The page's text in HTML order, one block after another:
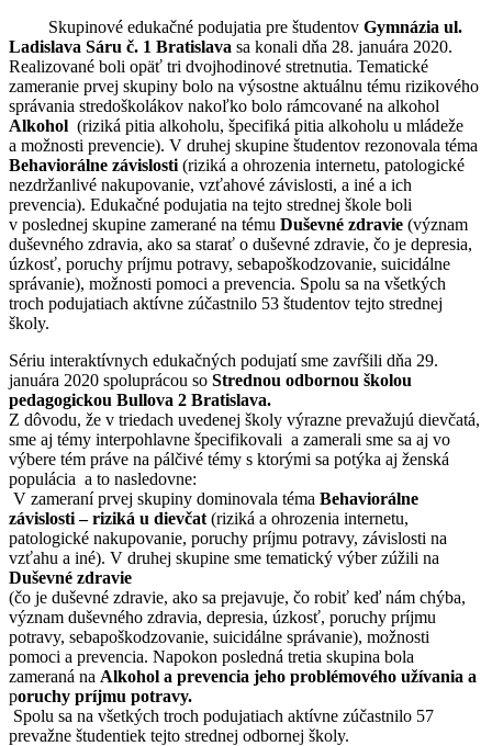
Skupinové edukačné podujatia pre študentov Gymnázia ul.
Ladislava Sáru č. 1 Bratislava sa konali dňa 28. januára 2020.
Realizované boli opäť tri dvojhodinové stretnutia. Tematické
zameranie prvej skupiny bolo na výsostne aktuálnu tému rizikového
správania stredoškolákov nakoľko bolo rámcované na alkohol
Alkohol (riziká pitia alkoholu, špecifiká pitia alkoholu u mládeže
a možnosti prevencie). V druhej skupine študentov rezonovala téma
Behaviorálne závislosti (riziká a ohrozenia internetu, patologické
nezdržanlivé nakupovanie, vzťahové závislosti, a iné a ich
prevencia). Edukačné podujatia na tejto strednej škole boli
v poslednej skupine zamerané na tému Duševné zdravie (význam
duševného zdravia, ako sa starať o duševné zdravie, čo je depresia,
úzkosť, poruchy príjmu potravy, sebapoškodzovanie, suicidálne
správanie), možnosti pomoci a prevencia. Spolu sa na všetkých
troch podujatiach aktívne zúčastnilo 53 študentov tejto strednej
školy.
Sériu interaktívnych edukačných podujatí sme zavŕšili dňa 29.
januára 2020 spoluprácou so Strednou odbornou školou
pedagogickou Bullova 2 Bratislava.
Z dôvodu, že v triedach uvedenej školy výrazne prevažujú dievčatá,
sme aj témy interpohlavne špecifikovali a zamerali sme sa aj vo
výbere tém práve na pálčivé témy s ktorými sa potýka aj ženská
populácia a to nasledovne:
V zameraní prvej skupiny dominovala téma Behaviorálne
závislosti – riziká u dievčat (riziká a ohrozenia internetu,
patologické nakupovanie, poruchy príjmu potravy, závislosti na
vzťahu a iné). V druhej skupine sme tematický výber zúžili na
Duševné zdravie
(čo je duševné zdravie, ako sa prejavuje, čo robiť keď nám chýba,
význam duševného zdravia, depresia, úzkosť, poruchy príjmu
potravy, sebapoškodzovanie, suicidálne správanie), možnosti
pomoci a prevencia. Napokon posledná tretia skupina bola
zameraná na Alkohol a prevencia jeho problémového užívania a
poruchy príjmu potravy.
Spolu sa na všetkých troch podujatiach aktívne zúčastnilo 57
prevažne študentiek tejto strednej odbornej školy.